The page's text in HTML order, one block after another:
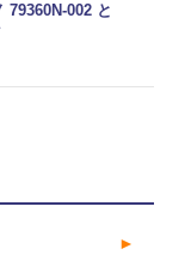
79360N-002 と
►